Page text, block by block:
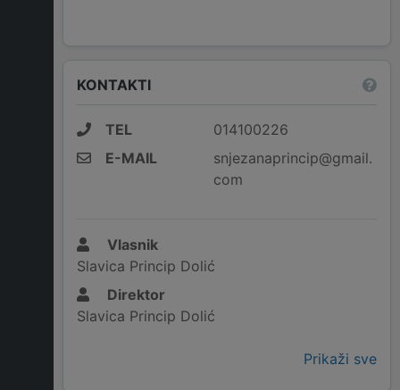
KONTAKTI
TEL
014100226
E-MAIL
snjezanaprincip@gmail.
com
Vlasnik
Slavica Princip Dolić
Direktor
Slavica Princip Dolić
Prikaži sve